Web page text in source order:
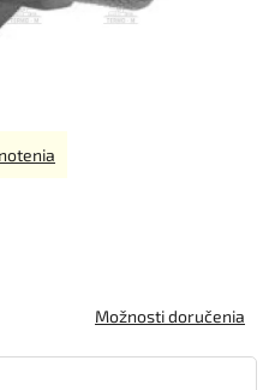
Možnosti doručenia